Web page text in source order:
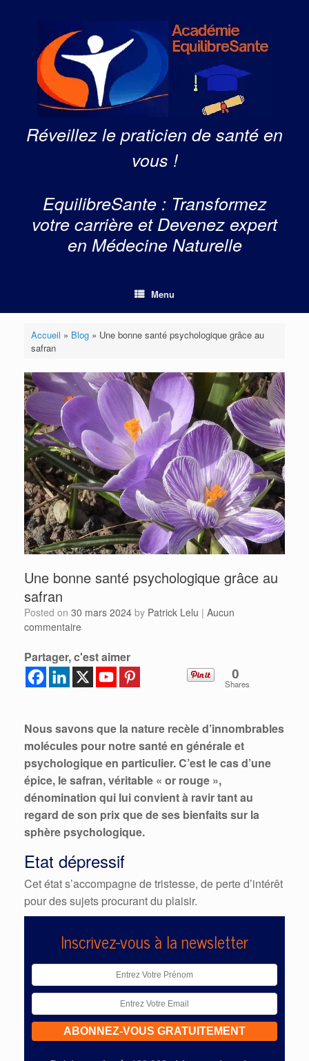
Réveillez le praticien de santé en
vous !
EquilibreSante : Transformez
votre carrière et Devenez expert
en Médecine Naturelle
Menu
Accueil » Blog» Une bonne santé psychologique grâce au
safran
Une bonne santé psychologique grâce au
safran
Posted on 30 mars 2024 by Patrick Lelu | Aucun
commentaire
Partager, c'est aimer
0
Shares
Nous savons que la nature recèle d’innombrables
molécules pour notre santé en générale et
psychologique en particulier. C’est le cas d’une
épice, le safran, véritable « or rouge »,
dénomination qui lui convient à ravir tant au
regard de son prix que de ses bienfaits sur la
sphère psychologique.
Etat dépressif
Cet état s’accompagne de tristesse, de perte d’intérêt
pour des sujets procurant du plaisir.
Inscrivez-vous à la newsletter